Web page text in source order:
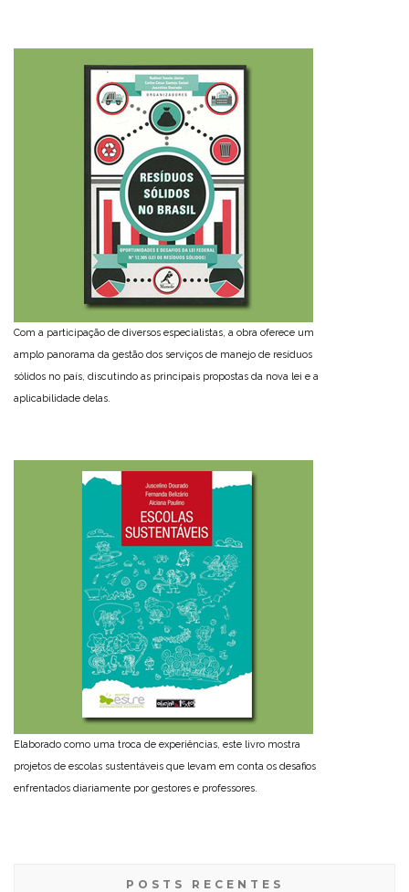
Com a participação de diversos especialistas, a obra oferece um
amplo panorama da gestão dos serviços de manejo de resíduos
sólidos no país, discutindo as principais propostas da nova lei e a
aplicabilidade delas.
Elaborado como uma troca de experiências, este livro mostra
projetos de escolas sustentáveis que levam em conta os desafios
enfrentados diariamente por gestores e professores.
POSTS RECENTES